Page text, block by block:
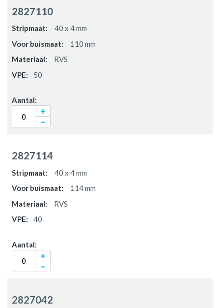
2827110
40 x 4 mm
110 mm
RVS
50
2827114
40 x 4 mm
114 mm
RVS
40
2827042